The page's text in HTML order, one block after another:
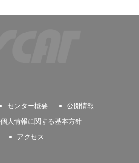
センター概要
公開情報
個人情報に関する基本方針
アクセス